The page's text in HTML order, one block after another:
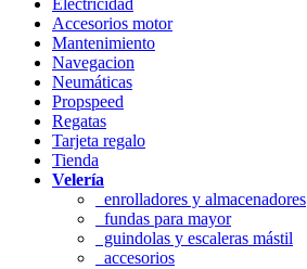
Electricidad
Accesorios motor
Mantenimiento
Navegacion
Neumáticas
Propspeed
Regatas
Tarjeta regalo
Tienda
Velería
enrolladores y almacenadores
fundas para mayor
guindolas y escaleras mástil
accesorios